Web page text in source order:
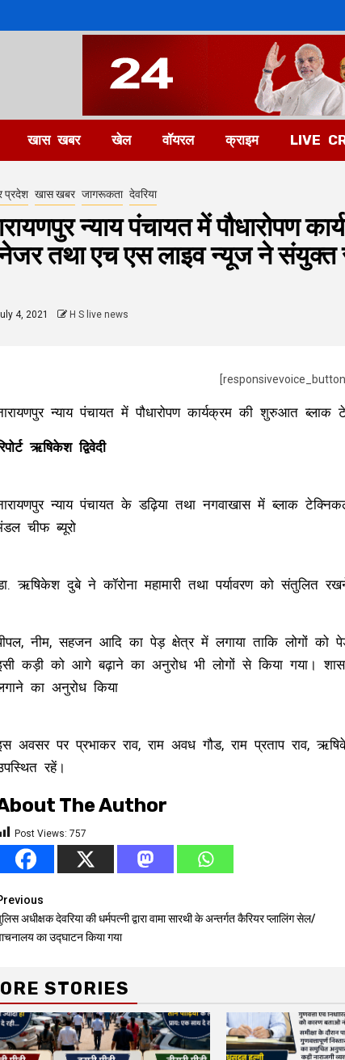
खास खबर खेल वॉयरल क्राइम LIVE
प्रदेश खास खबर जागरूकता देवरिया
न्याय पंचायत में पौधारोपण
तथा एच एस लाइव न्यूज ने संयुक्त
4, 2021 H S live news
[responsivevoice_button
न्याय पंचायत में पौधारोपण कार्यक्रम की शुरुआत
ऋषिकेश द्विवेदी
न्याय पंचायत के डढ़िया तथा नगवाखास में ब्लाक
चीफ ब्यूरो
ऋषिकेश दुबे ने कॉरोना महामारी तथा पर्यावरण को संतुलित
नीम, सहजन आदि का पेड़ क्षेत्र में लगाया ताकि लोगों
कड़ी को आगे बढ़ाने का अनुरोध भी लोगों से किया गया।
का अनुरोध किया
अवसर पर प्रभाकर राव, राम अवध गौड, राम प्रताप राव,
रहें।
The Author
Post Views: 757
अधीक्षक देवरिया की धर्मपत्नी द्वारा वामा सारथी के अन्तर्गत कैरियर प्लालिंग सेल/
का उद्घाटन किया गया
STORIES